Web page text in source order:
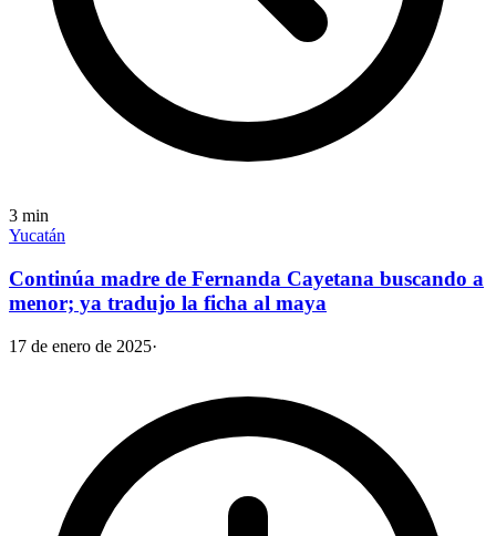
3 min
Yucatán
Continúa madre de Fernanda Cayetana buscando a
menor; ya tradujo la ficha al maya
17 de enero de 2025·